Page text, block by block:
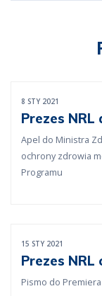
8 STY 2021
Prezes
Apel do Ministra
ochrony zdrowia
Programu
15 STY 2021
Prezes NRL
Pismo do Premiera